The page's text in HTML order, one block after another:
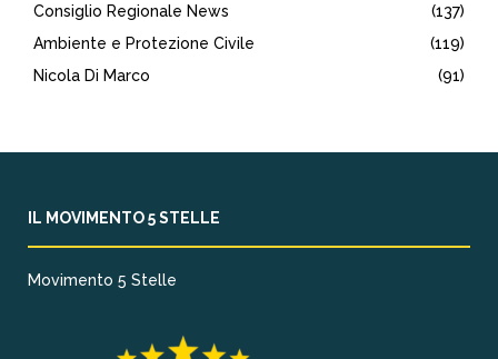
Consiglio Regionale News
(137)
Ambiente e Protezione Civile
(119)
Nicola Di Marco
(91)
IL MOVIMENTO 5 STELLE
Movimento 5 Stelle